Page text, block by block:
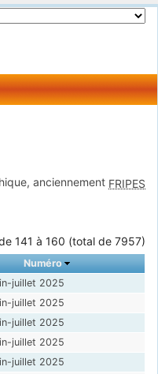
anciennement FRIPES
141 à 160 (total de 7957)
Numéro
juillet 2025
juillet 2025
juillet 2025
juillet 2025
juillet 2025